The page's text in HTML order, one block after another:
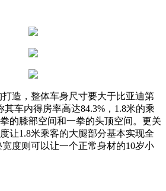
造，整体车身尺寸要大于比亚迪第
其车内得房率高达84.3%，1.8米的乘
的膝部空间和一拳的头顶空间。更关
让1.8米乘客的大腿部分基本实现全
度则可以让一个正常身材的10岁小